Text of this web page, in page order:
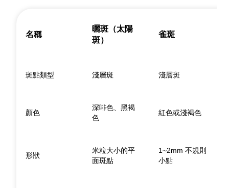
名稱
曬斑（太陽
斑）
雀斑
斑點類型 淺層斑 淺層斑
顏色
深啡色、黑褐
色
紅色或淺褐色
形狀
米粒大小的平
面斑點
1~2mm 不規則
小點